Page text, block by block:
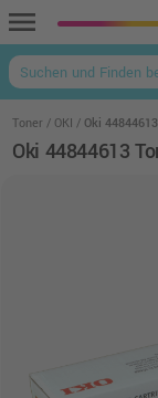
menu
Toner OKI Oki
Oki 44844613